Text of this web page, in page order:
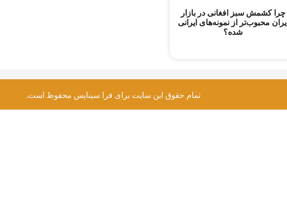
چرا کشمش سبز افغانی در بازار
ایران محبوب‌تر از نمونه‌های ایرانی
شده؟
تمام حقوق این سایت برای فرا سیناپس محفوظ است.